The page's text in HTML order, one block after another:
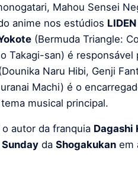
Mahou Sensei
anime nos estúdios
(Bermuda Triangle:
Takagi-san) é
Naru Hibi, Genji
Machi) é o
musical principal.
autor da franquia Dagashi
da Shogakukan em